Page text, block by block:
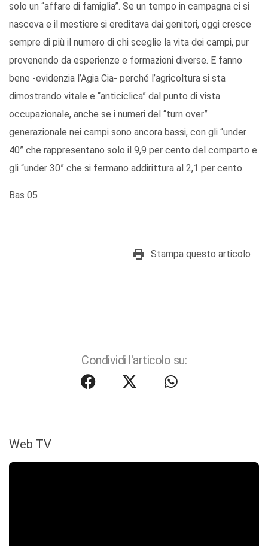
solo un “affare di famiglia”. Se un tempo in campagna ci si
nasceva e il mestiere si ereditava dai genitori, oggi cresce
sempre di più il numero di chi sceglie la vita dei campi, pur
provenendo da esperienze e formazioni diverse. E fanno
bene -evidenzia l’Agia Cia- perché l’agricoltura si sta
dimostrando vitale e “anticiclica” dal punto di vista
occupazionale, anche se i numeri del “turn over”
generazionale nei campi sono ancora bassi, con gli “under
40” che rappresentano solo il 9,9 per cento del comparto e
gli “under 30” che si fermano addirittura al 2,1 per cento.
Bas 05
Stampa questo articolo
Condividi l'articolo su:
Web TV